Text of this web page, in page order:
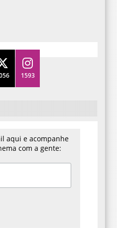
1593
aqui e acompanhe
com a gente: